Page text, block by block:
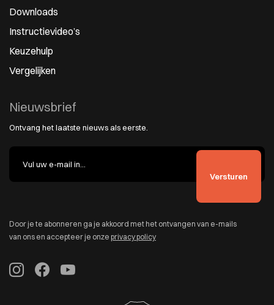
Downloads
Instructievideo’s
Keuzehulp
Vergelijken
Nieuwsbrief
Ontvang het laatste nieuws als eerste.
Door je te abonneren ga je akkoord met het ontvangen van e-mails
van ons en accepteer je onze privacy policy